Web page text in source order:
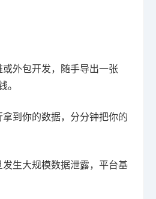
外包开发，随手导出一张
。
到你的数据，分分钟把你的
发生大规模数据泄露，平台基